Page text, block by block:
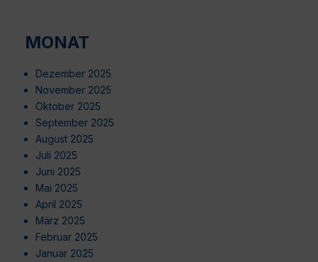
MONAT
Dezember 2025
November 2025
Oktober 2025
September 2025
August 2025
Juli 2025
Juni 2025
Mai 2025
April 2025
März 2025
Februar 2025
Januar 2025